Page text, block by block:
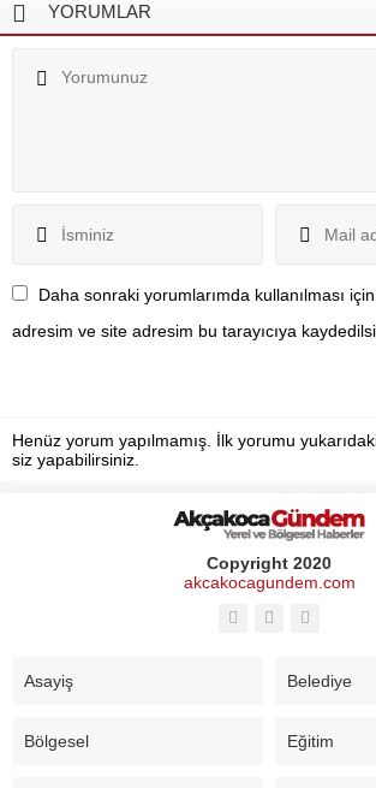
YORUMLAR
Daha sonraki yorumlarımda kullanılması
adresim ve site adresim bu tarayıcıya
Henüz yorum yapılmamış. İlk yorumu
siz yapabilirsiniz.
Copyright 2020
akcakocagundem.com
Asayiş Belediye
Bölgesel Eğitim